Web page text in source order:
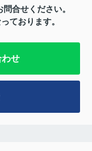
合せください。
ております。
せ